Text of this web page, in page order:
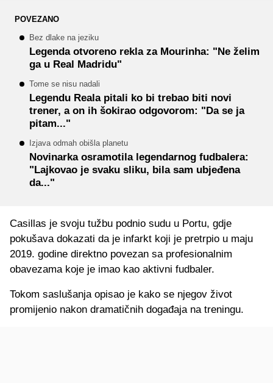
POVEZANO
Bez dlake na jeziku
Legenda otvoreno rekla za Mourinha: "Ne želim
ga u Real Madridu"
Tome se nisu nadali
Legendu Reala pitali ko bi trebao biti novi
trener, a on ih šokirao odgovorom: "Da se ja
pitam..."
Izjava odmah obišla planetu
Novinarka osramotila legendarnog fudbalera:
"Lajkovao je svaku sliku, bila sam ubjeđena
da..."
Casillas je svoju tužbu podnio sudu u Portu, gdje
pokušava dokazati da je infarkt koji je pretrpio u maju
2019. godine direktno povezan sa profesionalnim
obavezama koje je imao kao aktivni fudbaler.
Tokom saslušanja opisao je kako se njegov život
promijenio nakon dramatičnih događaja na treningu.